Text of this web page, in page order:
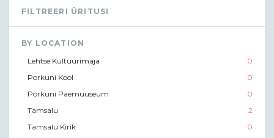
FILTREERI ÜRITUSI
BY LOCATION
Lehtse Kultuurimaja
0
Porkuni Kool
0
Porkuni Paemuuseum
0
Tamsalu
2
Tamsalu Kirik
0